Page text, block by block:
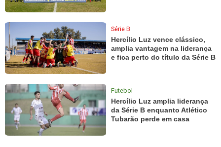
Série B
Hercílio Luz vence clássico,
amplia vantagem na liderança
e fica perto do título da Série B
Futebol
Hercílio Luz amplia liderança
da Série B enquanto Atlético
Tubarão perde em casa